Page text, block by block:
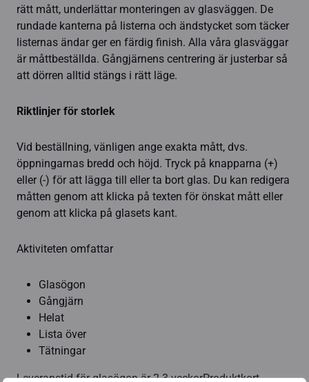
rätt mått, underlättar monteringen av glasväggen. De
rundade kanterna på listerna och ändstycket som täcker
listernas ändar ger en färdig finish. Alla våra glasväggar
är måttbeställda. Gångjärnens centrering är justerbar så
att dörren alltid stängs i rätt läge.
Riktlinjer för storlek
Vid beställning, vänligen ange exakta mått, dvs.
öppningarnas bredd och höjd. Tryck på knapparna (+)
eller (-) för att lägga till eller ta bort glas. Du kan redigera
måtten genom att klicka på texten för önskat mått eller
genom att klicka på glasets kant.
Aktiviteten omfattar
Glasögon
Gångjärn
Helat
Lista över
Tätningar
Leveranstid för glasögon är 2-3 veckorProduktkort